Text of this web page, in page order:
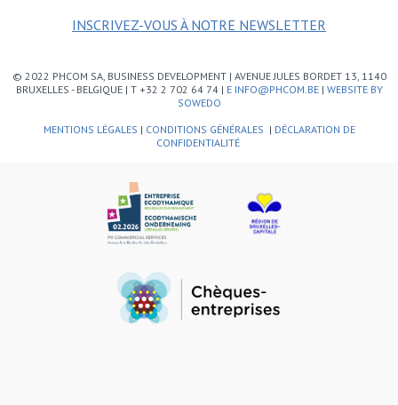
INSCRIVEZ-VOUS À NOTRE NEWSLETTER
© 2022 PHCOM SA, BUSINESS DEVELOPMENT | AVENUE JULES BORDET 13, 1140
BRUXELLES - BELGIQUE | T +32 2 702 64 74 | E INFO@PHCOM.BE| WEBSITE BY
SOWEDO
MENTIONS LÉGALES | CONDITIONS GÉNÉRALES | DÉCLARATION DE
CONFIDENTIALITÉ